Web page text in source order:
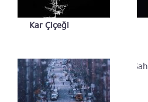
Kar Çiçeği